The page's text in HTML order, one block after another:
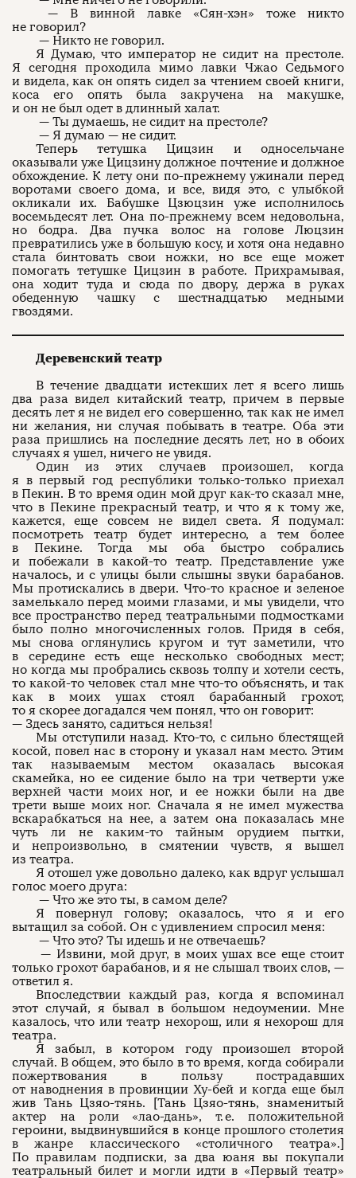
— В винной лавке «Сян-хэн» тоже никто
не говорил?
— Никто не говорил.
Я Думаю, что император не сидит на престоле.
Я сегодня проходила мимо лавки Чжао Седьмого
и видела, как он опять сидел за чтением своей книги,
коса его опять была закручена на макушке,
и он не был одет в длинный халат.
— Ты думаешь, не сидит на престоле?
— Я думаю — не сидит.
Теперь тетушка Цицзин и односельчане
оказывали уже Цицзину должное почтение и должное
обхождение. К лету они по-прежнему ужинали перед
воротами своего дома, и все, видя это, с улыбкой
окликали их. Бабушке Цзюцзин уже исполнилось
восемьдесят лет. Она по-прежнему всем недовольна,
но бодра. Два пучка волос на голове Люцзин
превратились уже в большую косу, и хотя она недавно
стала бинтовать свои ножки, но все еще может
помогать тетушке Цицзин в работе. Прихрамывая,
она ходит туда и сюда по двору, держа в руках
обеденную чашку с шестнадцатью медными
гвоздями.
Деревенский театр
В течение двадцати истекших лет я всего лишь
два раза видел китайский театр, причем в первые
десять лет я не видел его совершенно, так как не имел
ни желания, ни случая побывать в театре. Оба эти
раза пришлись на последние десять лет, но в обоих
случаях я ушел, ничего не увидя.
Один из этих случаев произошел, когда
я в первый год республики только-только приехал
в Пекин. В то время один мой друг как-то сказал мне,
что в Пекине прекрасный театр, и что я к тому же,
кажется, еще совсем не видел света. Я подумал:
посмотреть театр будет интересно, а тем более
в Пекине. Тогда мы оба быстро собрались
и побежали в какой-то театр. Представление уже
началось, и с улицы были слышны звуки барабанов.
Мы протискались в двери. Что-то красное и зеленое
замелькало перед моими глазами, и мы увидели, что
все пространство перед театральными подмостками
было полно многочисленных голов. Придя в себя,
мы снова оглянулись кругом и тут заметили, что
в середине есть еще несколько свободных мест;
но когда мы пробрались сквозь толпу и хотели сесть,
то какой-то человек стал мне что-то объяснять, и так
как в моих ушах стоял барабанный грохот,
то я скорее догадался чем понял, что он говорит:
— Здесь занято, садиться нельзя!
Мы отступили назад. Кто-то, с сильно блестящей
косой, повел нас в сторону и указал нам место. Этим
так называемым местом оказалась высокая
скамейка, но ее сидение было на три четверти уже
верхней части моих ног, и ее ножки были на две
трети выше моих ног. Сначала я не имел мужества
вскарабкаться на нее, а затем она показалась мне
чуть ли не каким-то тайным орудием пытки,
и непроизвольно, в смятении чувств, я вышел
из театра.
Я отошел уже довольно далеко, как вдруг услышал
голос моего друга:
— Что же это ты, в самом деле?
Я повернул голову; оказалось, что я и его
вытащил за собой. Он с удивлением спросил меня:
— Что это? Ты идешь и не отвечаешь?
— Извини, мой друг, в моих ушах все еще стоит
только грохот барабанов, и я не слышал твоих слов, —
ответил я.
Впоследствии каждый раз, когда я вспоминал
этот случай, я бывал в большом недоумении. Мне
казалось, что или театр нехорош, или я нехорош для
театра.
Я забыл, в котором году произошел второй
случай. В общем, это было в то время, когда собирали
пожертвования в пользу пострадавших
от наводнения в провинции Ху-бей и когда еще был
жив Тань Цзяо-тянь. [Тань Цзяо-тянь, знаменитый
актер на роли «лао-дань», т. е. положительной
героини, выдвинувшийся в конце прошлого столетия
в жанре классического «столичного театра».]
По правилам подписки, за два юаня вы покупали
театральный билет и могли идти в «Первый театр»